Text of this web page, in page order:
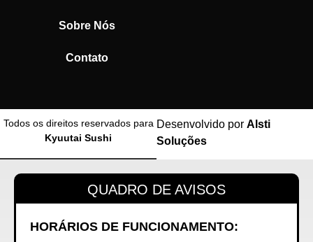
Sobre Nós
Contato
Todos os direitos reservados para
Kyuutai Sushi
Desenvolvido por Alsti
Soluções
QUADRO DE AVISOS
HORÁRIOS DE FUNCIONAMENTO: